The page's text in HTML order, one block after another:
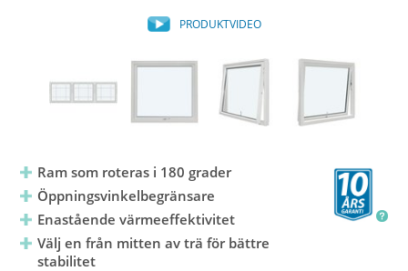
PRODUKTVIDEO
Ram som roteras i 180 grader
Öppningsvinkelbegränsare
Enastående värmeeffektivitet
Välj en från mitten av trä för bättre
stabilitet